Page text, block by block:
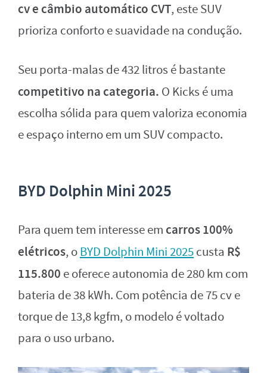
cv e câmbio automático CVT, este SUV
prioriza conforto e suavidade na condução.
Seu porta-malas de 432 litros é bastante
competitivo na categoria. O Kicks é uma
escolha sólida para quem valoriza economia
e espaço interno em um SUV compacto.
BYD Dolphin Mini 2025
Para quem tem interesse em carros 100%
elétricos, oBYD Dolphin Mini 2025custa R$
115.800 e oferece autonomia de 280 km com
bateria de 38 kWh. Com potência de 75 cv e
torque de 13,8 kgfm, o modelo é voltado
para o uso urbano.